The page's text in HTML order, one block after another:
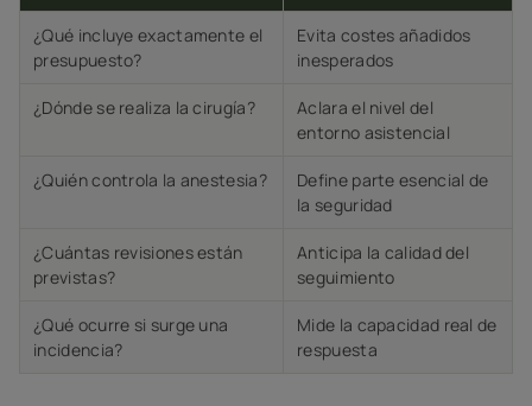
¿Qué incluye exactamente el
presupuesto?
Evita costes añadidos
inesperados
¿Dónde se realiza la cirugía?
Aclara el nivel del
entorno asistencial
¿Quién controla la anestesia?
Define parte esencial de
la seguridad
¿Cuántas revisiones están
previstas?
Anticipa la calidad del
seguimiento
¿Qué ocurre si surge una
incidencia?
Mide la capacidad real de
respuesta